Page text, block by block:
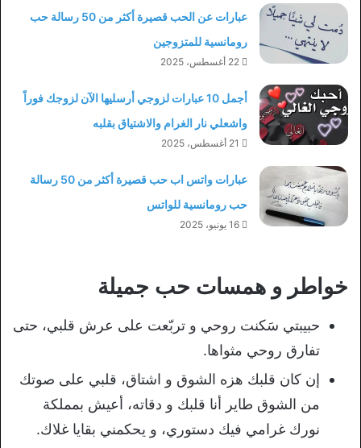
عبارات عن الحب قصيرة أكثر من 50 رسالة حب
رومانسية للمتزوجين
22 أغسطس، 2025
أجمل 10 عبارات لزوجي أرسليها الآن لزوجك فوراً
واشعلي نار الغرام والاشتياق بقلبه
21 أغسطس، 2025
عبارات واتس اب حب قصيرة أكثر من 50 رسالة
حب رومانسية للواتس
16 يونيو، 2025
خواطر و همسات حب جميلة
حبيبتي سَكنت روحي و تربّعت على عرش قلبي، حتى
تفارق روحي مثواها.
إن كان قلبك هزه الشوق و اشتاق، قلبي على صوتك
من الشوق طاير أنا قلبك و دقاته، أعيش بمملكة
نورك غرامي فيك دستوري، و يحكمني بقايا غلاك.